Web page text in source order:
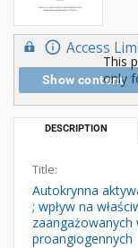
Access
Show content
This
only
DESCRIPTION
Title:
Autokrynna
; wpływ na
proangiogennych